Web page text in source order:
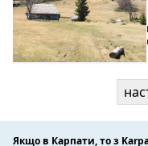
Якщо в Карпати, то з